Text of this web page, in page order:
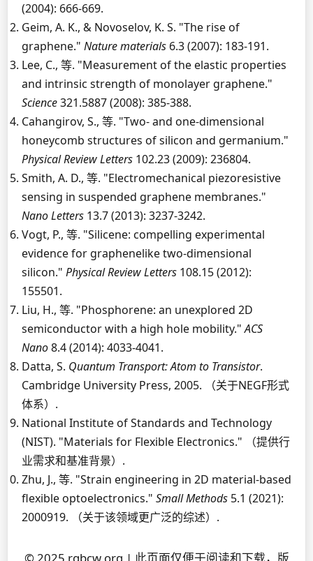
(2004): 666-669.
Geim, A. K., & Novoselov, K. S. "The rise of
graphene." Nature materials 6.3 (2007): 183-191.
Lee, C., 等. "Measurement of the elastic properties
and intrinsic strength of monolayer graphene."
Science321.5887 (2008): 385-388.
Cahangirov, S., 等. "Two- and one-dimensional
honeycomb structures of silicon and germanium."
Physical Review Letters 102.23 (2009): 236804.
Smith, A. D., 等. "Electromechanical piezoresistive
sensing in suspended graphene membranes."
Nano Letters 13.7 (2013): 3237-3242.
Vogt, P., 等. "Silicene: compelling experimental
evidence for graphenelike two-dimensional
silicon." Physical Review Letters 108.15 (2012):
155501.
Liu, H., 等. "Phosphorene: an unexplored 2D
semiconductor with a high hole mobility."ACS
Nano8.4 (2014): 4033-4041.
Datta, S. Quantum Transport: Atom to Transistor.
Cambridge University Press, 2005. （关于NEGF形式
体系）.
National Institute of Standards and Technology
(NIST). "Materials for Flexible Electronics." （提供行
业需求和基准背景）.
Zhu, J., 等. "Strain engineering in 2D material-based
flexible optoelectronics." Small Methods 5.1 (2021):
2000919. （关于该领域更广泛的综述）.